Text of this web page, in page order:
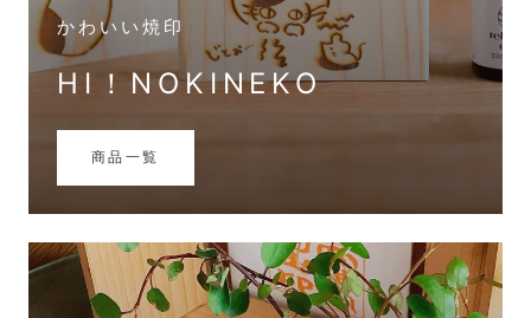
かわいい焼印
HI！NOKINEKO
商品一覧